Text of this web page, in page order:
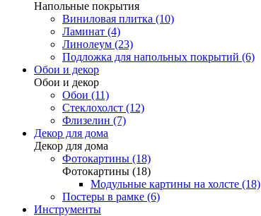
Напольные покрытия
Виниловая плитка (10)
Ламинат (4)
Линолеум (23)
Подложка для напольных покрытий (6)
Обои и декор
Обои и декор
Обои (11)
Стеклохолст (12)
Флизелин (7)
Декор для дома
Декор для дома
Фотокартины (18)
Фотокартины (18)
Модульные картины на холсте (18)
Постеры в рамке (6)
Инструменты